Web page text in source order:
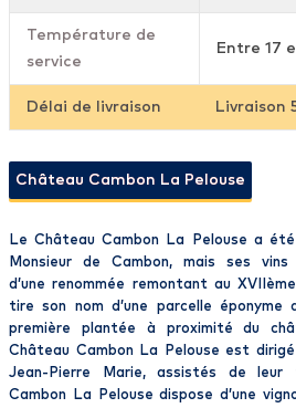
Température de
service
Entre 17
Délai de livraison Livraison
Château Cambon La Pelouse
Le Château Cambon La Pelouse a
Monsieur de Cambon, mais ses vins
d’une renommée remontant au
tire son nom d’une parcelle
première plantée à proximité du
Château Cambon La Pelouse est
Jean-Pierre Marie, assistés de
Cambon La Pelouse dispose d’une